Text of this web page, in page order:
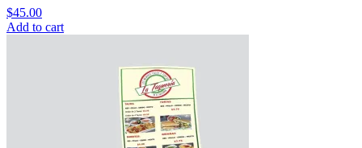
$45.00
Add to cart